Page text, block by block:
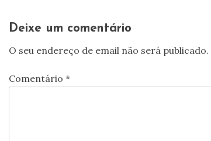
artigos
Deixe um comentário
O seu endereço de email não será publicado.
Comentário *